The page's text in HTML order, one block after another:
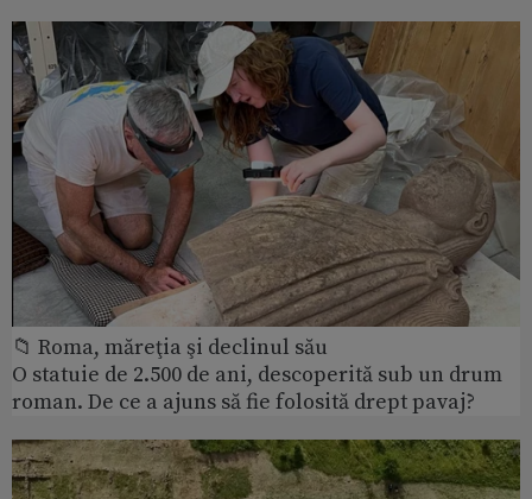
📁 Roma, măreţia şi declinul său
O statuie de 2.500 de ani, descoperită sub un drum
roman. De ce a ajuns să fie folosită drept pavaj?